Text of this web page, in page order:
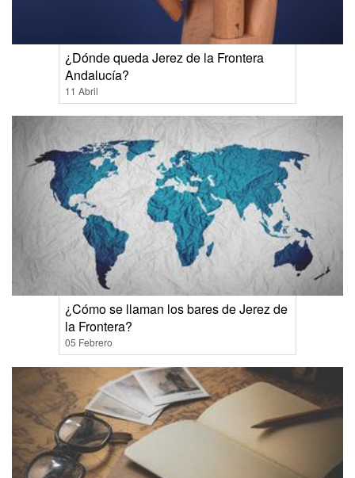
¿Dónde queda Jerez de la Frontera
Andalucía?
11 Abril
¿Cómo se llaman los bares de Jerez de
la Frontera?
05 Febrero